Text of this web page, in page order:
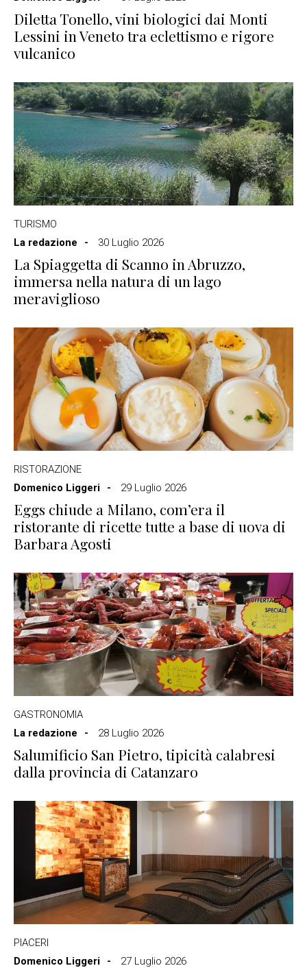
Diletta Tonello, vini biologici dai Monti
Lessini in Veneto tra eclettismo e rigore
vulcanico
TURISMO
La redazione
30 Luglio 2026
La Spiaggetta di Scanno in Abruzzo,
immersa nella natura di un lago
meraviglioso
RISTORAZIONE
Domenico Liggeri
29 Luglio 2026
Eggs chiude a Milano, com’era il
ristorante di ricette tutte a base di uova di
Barbara Agosti
GASTRONOMIA
La redazione
28 Luglio 2026
Salumificio San Pietro, tipicità calabresi
dalla provincia di Catanzaro
PIACERI
Domenico Liggeri
27 Luglio 2026